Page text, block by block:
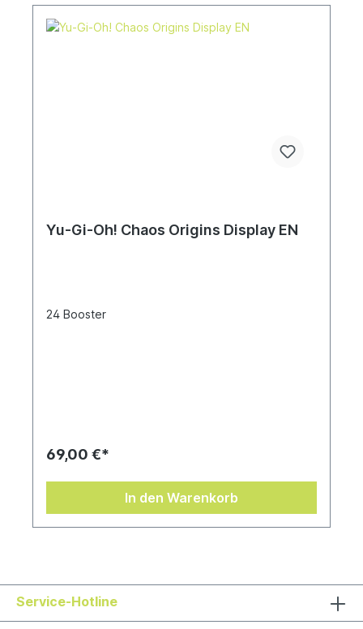
Yu-Gi-Oh! Chaos Origins Display EN
24 Booster
69,00 €*
In den Warenkorb
Service-Hotline